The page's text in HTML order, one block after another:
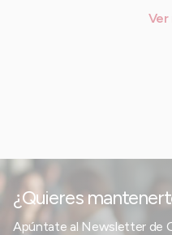
Ver
¿Quieres
Apúntate al Newsletter de